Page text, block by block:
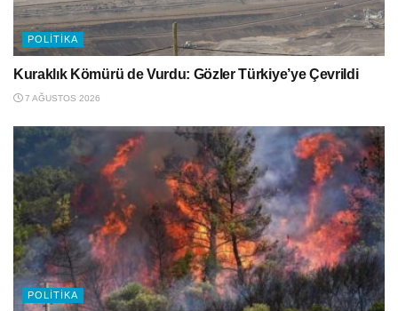
POLITIKA
Kuraklık Kömürü de Vurdu: Gözler Türkiye’ye Çevrildi
7 AĞUSTOS 2026
POLITIKA